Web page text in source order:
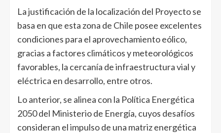
La justificación de la localización del Proyecto se
basa en que esta zona de Chile posee excelentes
condiciones para el aprovechamiento eólico,
gracias a factores climáticos y meteorológicos
favorables, la cercanía de infraestructura vial y
eléctrica en desarrollo, entre otros.
Lo anterior, se alinea con la Política Energética
2050 del Ministerio de Energía, cuyos desafíos
consideran el impulso de una matriz energética